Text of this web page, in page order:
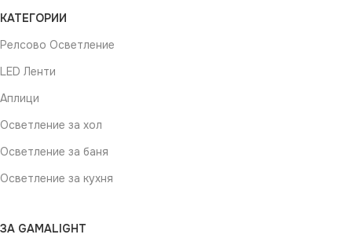
КАТЕГОРИИ
Релсово Осветление
LED Ленти
Аплици
Осветление за хол
Осветление за баня
Осветление за кухня
ЗА GAMALIGHT